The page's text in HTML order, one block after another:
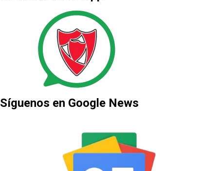
Síguenos en Google News